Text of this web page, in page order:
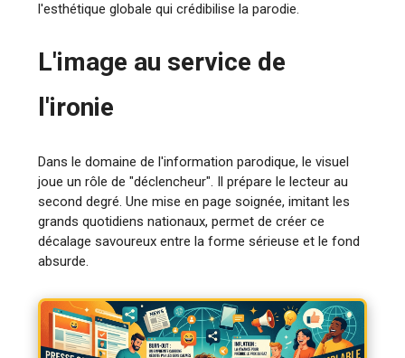
l'esthétique globale qui crédibilise la parodie.
L'image au service de
l'ironie
Dans le domaine de l'information parodique, le visuel
joue un rôle de "déclencheur". Il prépare le lecteur au
second degré. Une mise en page soignée, imitant les
grands quotidiens nationaux, permet de créer ce
décalage savoureux entre la forme sérieuse et le fond
absurde.